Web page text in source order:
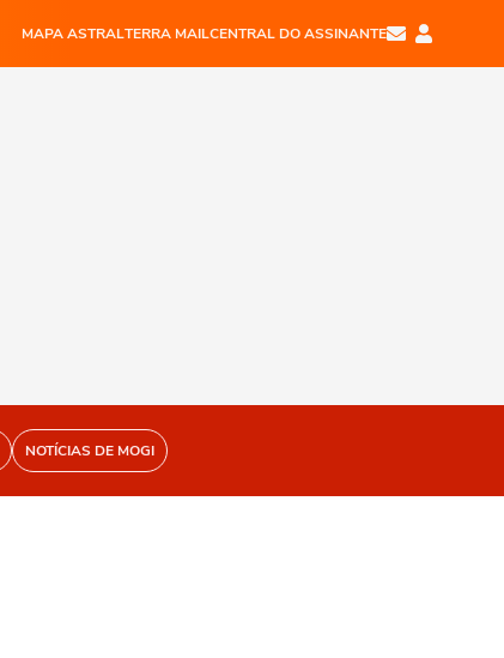
MAPA ASTRALTERRA MAILCENTRAL DO ASSINANTE
NOTÍCIAS DE MOGI